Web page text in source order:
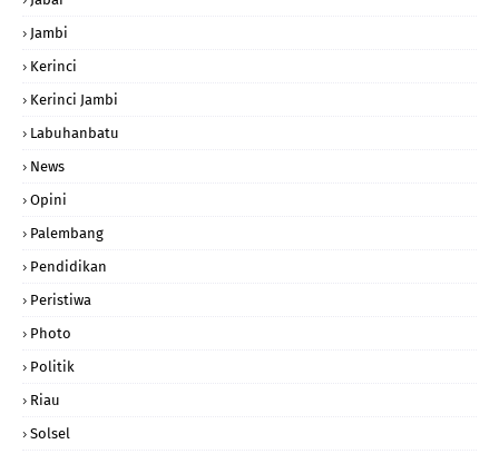
Jambi
Kerinci
Kerinci Jambi
Labuhanbatu
News
Opini
Palembang
Pendidikan
Peristiwa
Photo
Politik
Riau
Solsel